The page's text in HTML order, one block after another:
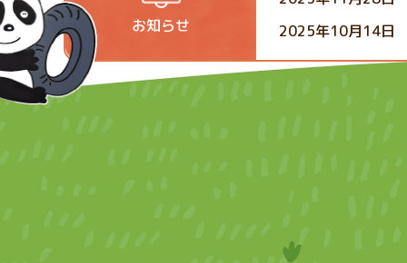
お知らせ
2025年10月14日